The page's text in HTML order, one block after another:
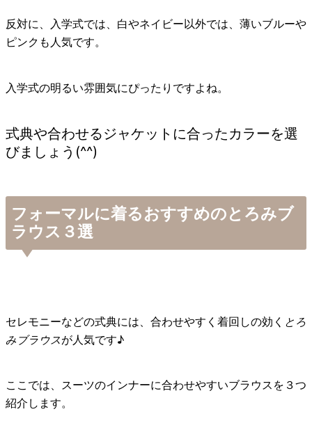
反対に、入学式では、白やネイビー以外では、薄いブルーや
ピンクも人気です。
入学式の明るい雰囲気にぴったりですよね。
式典や合わせるジャケットに合ったカラーを選
びましょう(^^)
フォーマルに着るおすすめのとろみブ
ラウス３選
セレモニーなどの式典には、合わせやすく着回しの効く とろ
みブラウスが人気です♪
ここでは、スーツのインナーに合わせやすいブラウスを３つ
紹介します。